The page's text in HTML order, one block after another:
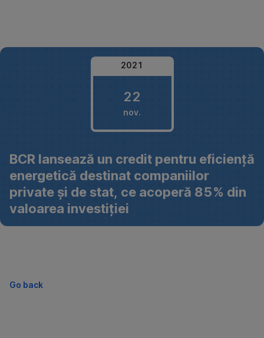
2021
22
nov.
22
2021
BCR lansează un credit pentru eficiență
energetică destinat companiilor
private și de stat, ce acoperă 85% din
valoarea investiției
Go back